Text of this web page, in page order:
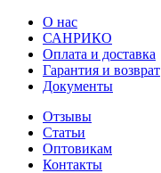
О нас
САНРИКО
Оплата и доставка
Гарантия и возврат
Документы
Отзывы
Статьи
Оптовикам
Контакты